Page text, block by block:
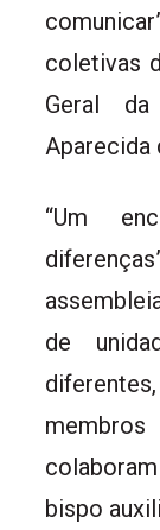
coletivas
Geral
Aparecida
“Um
de
bispo